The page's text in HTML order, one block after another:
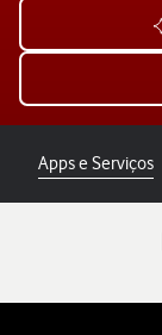
Apps e Serviços